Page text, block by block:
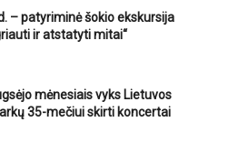
– patyriminė šokio ekskursija
ir atstatyti mitai“
mėnesiais vyks Lietuvos
35-mečiui skirti koncertai